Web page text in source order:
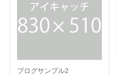
ブログサンプル2